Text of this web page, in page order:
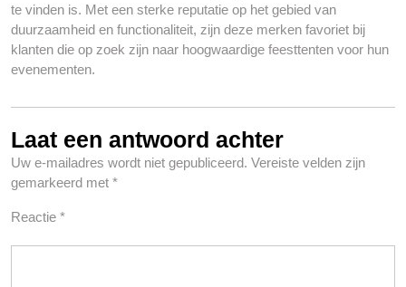
te vinden is. Met een sterke reputatie op het gebied van
duurzaamheid en functionaliteit, zijn deze merken favoriet bij
klanten die op zoek zijn naar hoogwaardige feesttenten voor hun
evenementen.
Laat een antwoord achter
Uw e-mailadres wordt niet gepubliceerd. Vereiste velden zijn
gemarkeerd met *
Reactie *